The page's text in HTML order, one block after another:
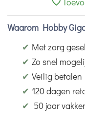
Waarom Hobby
✔ Met zorg
✔ Zo snel
✔ Veilig betalen
✔ 120 dagen
✔ 50 jaar